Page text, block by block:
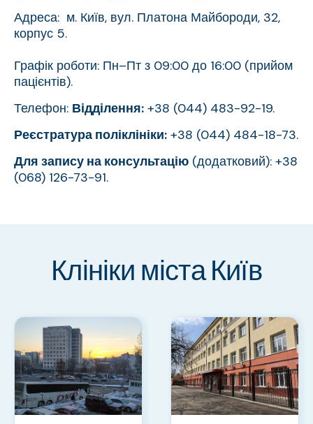
Адреса: м. Київ, вул. Платона Майбороди, 32,
корпус 5.
Графік роботи: Пн–Пт з 09:00 до 16:00 (прийом
пацієнтів).
Телефон: Відділення: +38 (044) 483-92-19.
Реєстратура поліклініки: +38 (044) 484-18-73.
Для запису на консультацію (додатковий): +38
(068) 126-73-91.
Клініки міста Київ